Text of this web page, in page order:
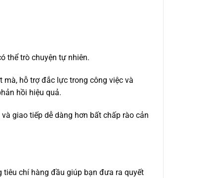
thể trò chuyện tự nhiên.
hỗ trợ đắc lực trong công việc và
hồi hiệu quả.
giao tiếp dễ dàng hơn bất chấp rào cản
chí hàng đầu giúp bạn đưa ra quyết